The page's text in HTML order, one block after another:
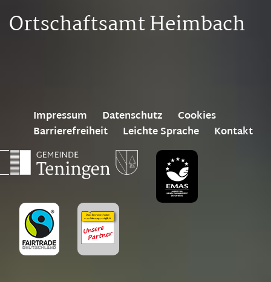
Ortschaftsamt Heimbach
Impressum Datenschutz
Cookies
Barrierefreiheit
Leichte Sprache Kontakt